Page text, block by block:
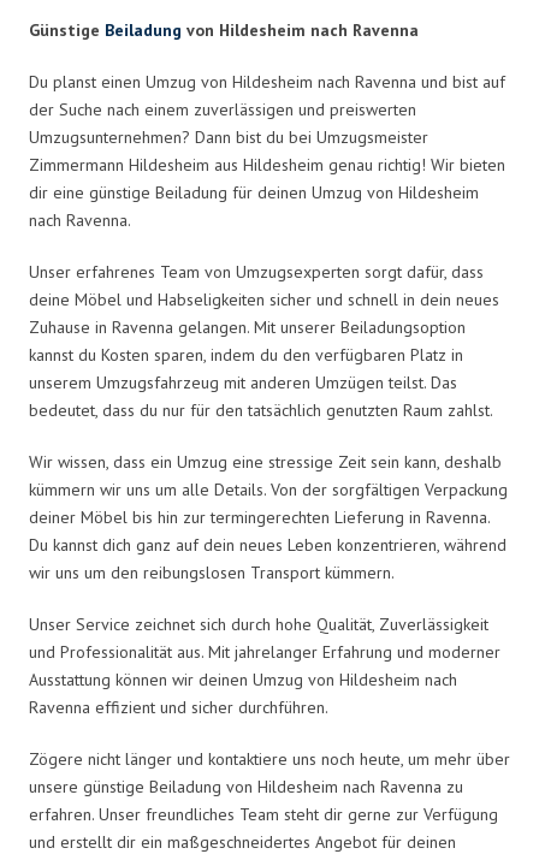
Günstige Beiladung von Hildesheim nach Ravenna
Du planst einen Umzug von Hildesheim nach Ravenna und bist auf
der Suche nach einem zuverlässigen und preiswerten
Umzugsunternehmen? Dann bist du bei Umzugsmeister
Zimmermann Hildesheim aus Hildesheim genau richtig! Wir bieten
dir eine günstige Beiladung für deinen Umzug von Hildesheim
nach Ravenna.
Unser erfahrenes Team von Umzugsexperten sorgt dafür, dass
deine Möbel und Habseligkeiten sicher und schnell in dein neues
Zuhause in Ravenna gelangen. Mit unserer Beiladungsoption
kannst du Kosten sparen, indem du den verfügbaren Platz in
unserem Umzugsfahrzeug mit anderen Umzügen teilst. Das
bedeutet, dass du nur für den tatsächlich genutzten Raum zahlst.
Wir wissen, dass ein Umzug eine stressige Zeit sein kann, deshalb
kümmern wir uns um alle Details. Von der sorgfältigen Verpackung
deiner Möbel bis hin zur termingerechten Lieferung in Ravenna.
Du kannst dich ganz auf dein neues Leben konzentrieren, während
wir uns um den reibungslosen Transport kümmern.
Unser Service zeichnet sich durch hohe Qualität, Zuverlässigkeit
und Professionalität aus. Mit jahrelanger Erfahrung und moderner
Ausstattung können wir deinen Umzug von Hildesheim nach
Ravenna effizient und sicher durchführen.
Zögere nicht länger und kontaktiere uns noch heute, um mehr über
unsere günstige Beiladung von Hildesheim nach Ravenna zu
erfahren. Unser freundliches Team steht dir gerne zur Verfügung
und erstellt dir ein maßgeschneidertes Angebot für deinen